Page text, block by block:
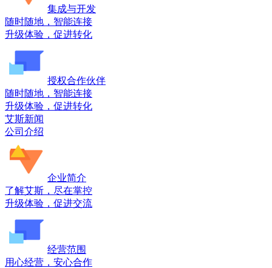
集成与开发
随时随地，智能连接
升级体验，促进转化
授权合作伙伴
随时随地，智能连接
升级体验，促进转化
艾斯新闻
公司介绍
企业简介
了解艾斯，尽在掌控
升级体验，促进交流
经营范围
用心经营，安心合作